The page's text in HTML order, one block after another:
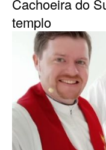
Cachoeira do
templo